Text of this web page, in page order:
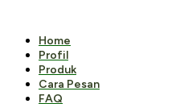
Home
Profil
Produk
Cara Pesan
FAQ